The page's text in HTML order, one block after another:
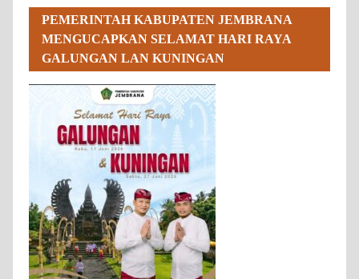
PEMERINTAH KABUPATEN JEMBRANA
MENGUCAPKAN SELAMAT HARI RAYA
GALUNGAN LAN KUNINGAN